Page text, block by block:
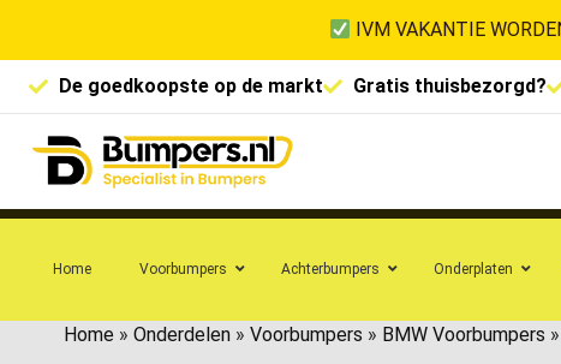
IVM VAKANTIE
De goedkoopste op de markt Gratis thuisbezorgd?
Home Voorbumpers Achterbumpers Onderplaten
Home » Onderdelen » Voorbumpers » BMW Voorbumpers »